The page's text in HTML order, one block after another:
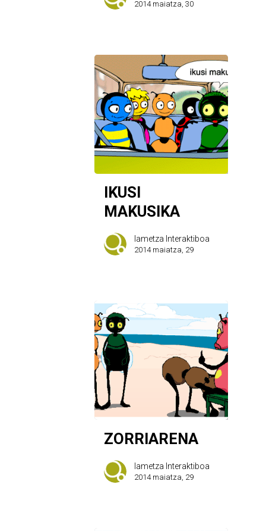
2014 maiatza, 30
IKUSI
MAKUSIKA
Iametza Interaktiboa
2014 maiatza, 29
ZORRIARENA
Iametza Interaktiboa
2014 maiatza, 29